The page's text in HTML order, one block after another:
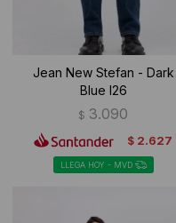
Jean New Stefan - Dark
Blue I26
$ 3.090
$ 2.627
LLEGA HOY - MVD